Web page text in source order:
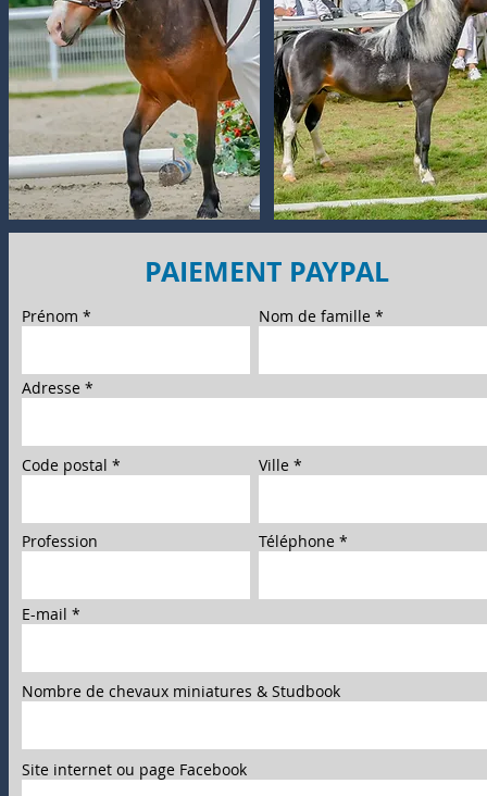
PAIEMENT PAYPAL
Prénom Nom de famille
Adresse
Code postal Ville
Profession Téléphone
E-mail
Nombre de chevaux miniatures & Studbook
Site internet ou page Facebook